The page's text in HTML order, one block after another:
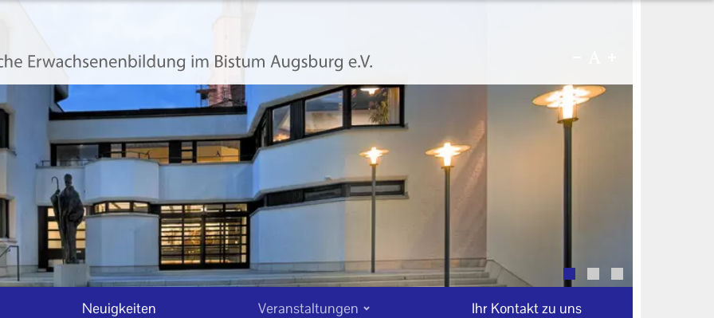
Neuigkeiten Veranstaltungen Ihr Kontakt zu uns